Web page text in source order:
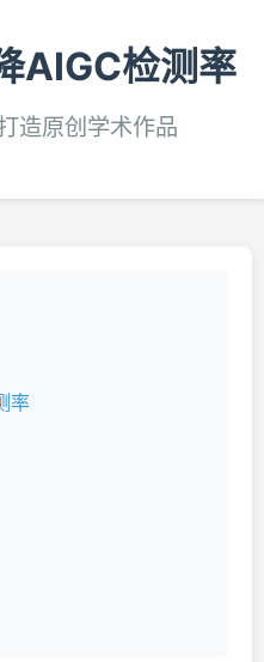
AIGC检测率
造原创学术作品
率